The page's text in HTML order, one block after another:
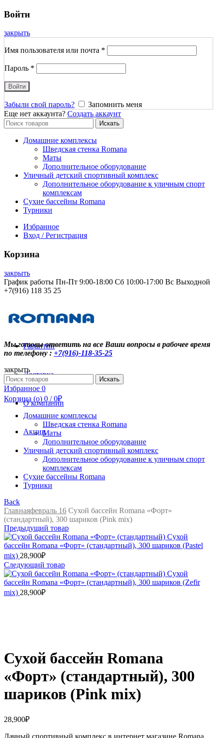
Войти
закрыть
Имя пользователя или почта *
Пароль *
Войти
Забыли свой пароль?
Запомнить меня
Еще нет аккаунта? Создать аккаунт
Search
for:
Искать
Домашние комплексы
Шведская стенка Romana
Маты
Дополнительное оборудование
Уличный детский спортивный комплекс
Дополнительное оборудование к уличным спорт
комплексам
Сухие бассейны Romana
Турники
Избранное
Вход / Регистрация
Корзина
закрыть
График работы Пн-Пт 9:00-18:00 Сб 10:00-17:00 Вс Выходной
+7(916) 118 35 25
Контакты
Гарантии
Доставка
О компании
Акции
Мы готовы ответить на все Ваши вопросы в рабочее время
по телефону : +7(916)-118-35-25
закрыть
Search
for:
Искать
Избранное 0
Корзина (o) 0 / 0₽
Домашние комплексы
Шведская стенка Romana
Маты
Дополнительное оборудование
Уличный детский спортивный комплекс
Дополнительное оборудование к уличным спорт
комплексам
Сухие бассейны Romana
Турники
Back
Главнаяфевраль 16 Сухой бассейн Romana «Форт»
(стандартный), 300 шариков (Pink mix)
Предыдущий товар
Сухой
бассейн Romana «Форт» (стандартный), 300 шариков (Pastel
mix) 28,900₽
Следующий товар
Сухой
бассейн Romana «Форт» (стандартный), 300 шариков (Zefir
mix) 28,900₽
Сухой бассейн Romana
«Форт» (стандартный), 300
шариков (Pink mix)
28,900₽
Дачный спортивный комплекс в интернет магазине Romana